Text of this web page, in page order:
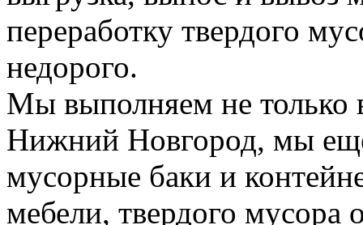
переработку твердого
недорого.
Мы выполняем не только
Нижний Новгород, мы
мусорные баки и
мебели, твердого мусора